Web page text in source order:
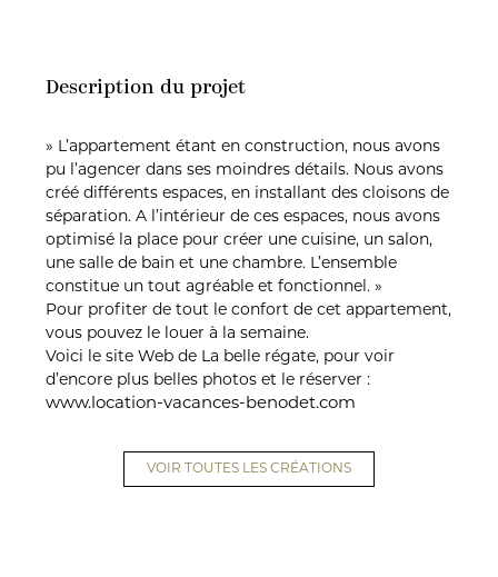
Description du projet
» L’appartement étant en construction, nous avons
pu l’agencer dans ses moindres détails. Nous avons
créé différents espaces, en installant des cloisons de
séparation. A l’intérieur de ces espaces, nous avons
optimisé la place pour créer une cuisine, un salon,
une salle de bain et une chambre. L’ensemble
constitue un tout agréable et fonctionnel. »
Pour profiter de tout le confort de cet appartement,
vous pouvez le louer à la semaine.
Voici le site Web de La belle régate, pour voir
d’encore plus belles photos et le réserver :
www.location-vacances-benodet.com
VOIR TOUTES LES CRÉATIONS